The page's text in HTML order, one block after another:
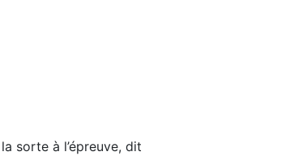
sorte à l’épreuve, dit